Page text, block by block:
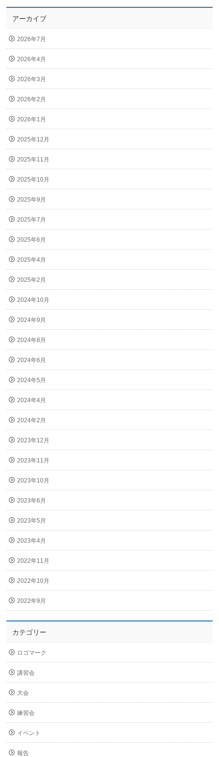
アーカイブ
2026年7月
2026年4月
2026年3月
2026年2月
2026年1月
2025年12月
2025年11月
2025年10月
2025年9月
2025年7月
2025年6月
2025年4月
2025年2月
2024年10月
2024年9月
2024年8月
2024年6月
2024年5月
2024年4月
2024年2月
2023年12月
2023年11月
2023年10月
2023年6月
2023年5月
2023年4月
2022年11月
2022年10月
2022年9月
カテゴリー
ロゴマーク
講習会
大会
練習会
イベント
報告